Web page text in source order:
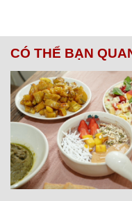
CÓ THỂ BẠN